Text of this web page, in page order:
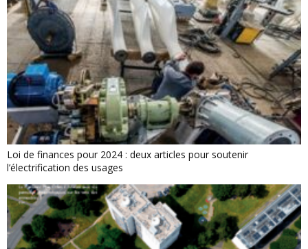
Loi de finances pour 2024 : deux articles pour soutenir
l’électrification des usages